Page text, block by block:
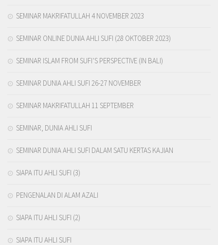
SEMINAR MAKRIFATULLAH 4 NOVEMBER 2023
SEMINAR ONLINE DUNIA AHLI SUFI (28 OKTOBER 2023)
SEMINAR ISLAM FROM SUFI’S PERSPECTIVE (IN BALI)
SEMINAR DUNIA AHLI SUFI 26-27 NOVEMBER
SEMINAR MAKRIFATULLAH 11 SEPTEMBER
SEMINAR, DUNIA AHLI SUFI
SEMINAR DUNIA AHLI SUFI DALAM SATU KERTAS KAJIAN
SIAPA ITU AHLI SUFI (3)
PENGENALAN DI ALAM AZALI
SIAPA ITU AHLI SUFI (2)
SIAPA ITU AHLI SUFI